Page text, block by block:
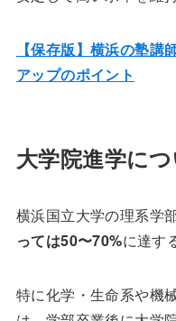
【保存版】横浜の塾
アップのポイント
大学院進学に
横浜国立大学の理系学部
っては50〜70%に達す
特に化学・生命系や機